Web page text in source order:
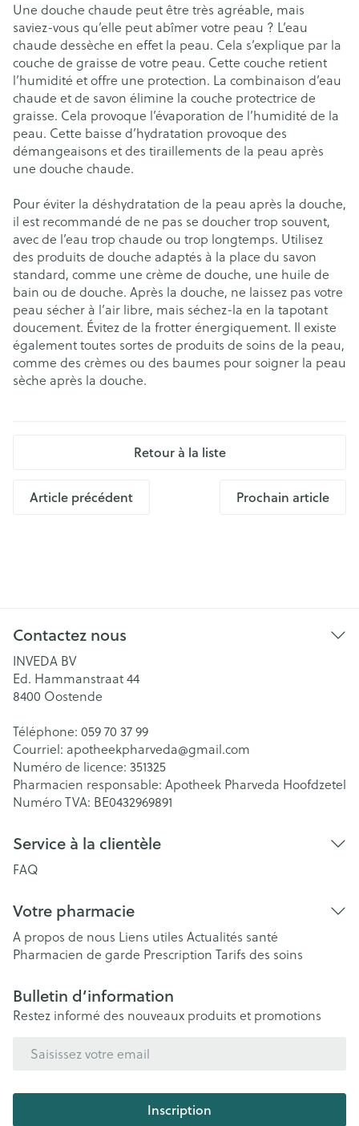
Une douche chaude peut être très agréable, mais
saviez-vous qu’elle peut abîmer votre peau ? L’eau
chaude dessèche en effet la peau. Cela s’explique par la
couche de graisse de votre peau. Cette couche retient
l’humidité et offre une protection. La combinaison d’eau
chaude et de savon élimine la couche protectrice de
graisse. Cela provoque l’évaporation de l’humidité de la
peau. Cette baisse d’hydratation provoque des
démangeaisons et des tiraillements de la peau après
une douche chaude.
Pour éviter la déshydratation de la peau après la douche,
il est recommandé de ne pas se doucher trop souvent,
avec de l’eau trop chaude ou trop longtemps. Utilisez
des produits de douche adaptés à la place du savon
standard, comme une crème de douche, une huile de
bain ou de douche. Après la douche, ne laissez pas votre
peau sécher à l’air libre, mais séchez-la en la tapotant
doucement. Évitez de la frotter énergiquement. Il existe
également toutes sortes de produits de soins de la peau,
comme des crèmes ou des baumes pour soigner la peau
sèche après la douche.
Retour à la liste
Article précédent Prochain article
Contactez nous
INVEDA BV
Ed. Hammanstraat 44
8400 Oostende
Téléphone: 059 70 37 99
Courriel: apotheekpharveda@gmail.com
Numéro de licence: 351325
Pharmacien responsable: Apotheek Pharveda Hoofdzetel
Numéro TVA: BE0432969891
Service à la clientèle
FAQ
Votre pharmacie
A propos de nous Liens utiles Actualités santé
Pharmacien de garde Prescription Tarifs des soins
Bulletin d’information
Restez informé des nouveaux produits et promotions
Inscription